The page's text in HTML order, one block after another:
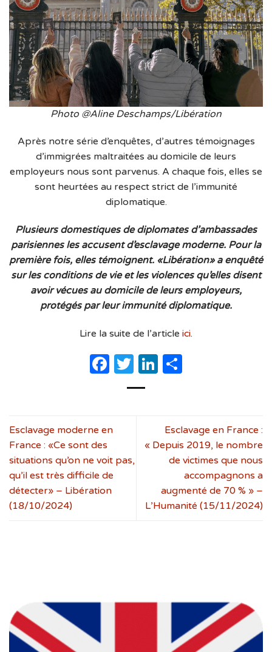
Photo @Aline Deschamps/Libération
Après notre série d’enquêtes, d’autres témoignages
d’immigrées maltraitées au domicile de leurs
employeurs nous sont parvenus. A chaque fois, elles se
sont heurtées au respect strict de l’immunité
diplomatique.
Plusieurs domestiques de diplomates d’ambassades
parisiennes les accusent d’esclavage moderne. Pour la
première fois, elles témoignent. «Libération» a enquêté
sur les conditions de vie et les violences qu’elles disent
avoir vécues au domicile de leurs employeurs,
protégés par leur immunité diplomatique.
Lire la suite de l’article ici.
Facebook
TwitterLinkedIn
Esclavage moderne en
France : «Ce sont des
situations qu’on ne voit pas,
qu’il est très difficile de
détecter» – Libération
(18/10/2024)
Esclavage en France :
« Depuis 2019, le nombre
de victimes que nous
accompagnons a
augmenté de 70 % » –
L’Humanité (15/11/2024)